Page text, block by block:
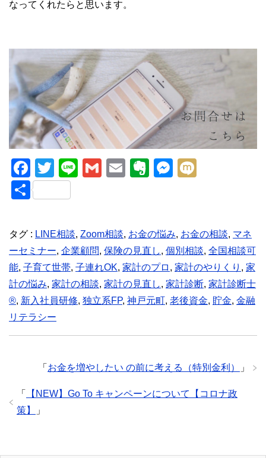
なってくれたらと思います。
F
a
c
e
b
o
o
k
T
wi
tt
er
Li
G
E
E
n
ot
e
M
e
n
g
er
共
タグ : LINE相談, Zoom相談, お金の悩み, お金の相談, マネ
ーセミナー, 企業顧問, 保険の見直し, 個別相談, 全国相談可
能, 子育て世帯, 子連れOK, 家計のプロ , 家計のやりくり , 家
計の悩み, 家計の相談, 家計の見直し, 家計診断, 家計診断士
®︎, 新入社員研修, 独立系FP, 神戸元町, 老後資金, 貯金, 金融
リテラシー
「 お金を増やしたい の前に考える（特別金利） 」
「
【NEW】Go To キャンペーンについて【コロナ政
策】
」